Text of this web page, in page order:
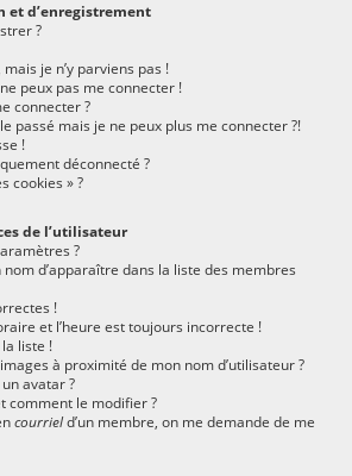
et d’enregistrement
?
je n’y parviens pas !
peux pas me connecter !
connecter ?
passé mais je ne peux plus me connecter ?!
!
déconnecté ?
cookies » ?
de l’utilisateur
?
d’apparaître dans la liste des membres
!
et l’heure est toujours incorrecte !
liste !
à proximité de mon nom d’utilisateur ?
avatar ?
comment le modifier ?
courrield’un membre, on me demande de me